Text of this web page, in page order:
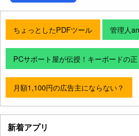
ちょっとしたPDFツール 管理人
PCサポート屋が伝授！キーボードの
月額1,100円の広告主にならない？
新着アプリ